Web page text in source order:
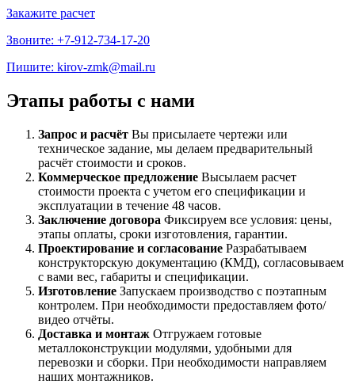
Закажите расчет
Звоните: +7-912-734-17-20
Пишите: kirov-zmk@mail.ru
Этапы работы с нами
Запрос и расчёт Вы присылаете чертежи или
техническое задание, мы делаем предварительный
расчёт стоимости и сроков.
Коммерческое предложение Высылаем расчет
стоимости проекта с учетом его спецификации и
эксплуатации в течение 48 часов.
Заключение договора Фиксируем все условия: цены,
этапы оплаты, сроки изготовления, гарантии.
Проектирование и согласование Разрабатываем
конструкторскую документацию (КМД), согласовываем
с вами вес, габариты и спецификации.
Изготовление Запускаем производство с поэтапным
контролем. При необходимости предоставляем фото/
видео отчёты.
Доставка и монтаж Отгружаем готовые
металлоконструкции модулями, удобными для
перевозки и сборки. При необходимости направляем
наших монтажников.